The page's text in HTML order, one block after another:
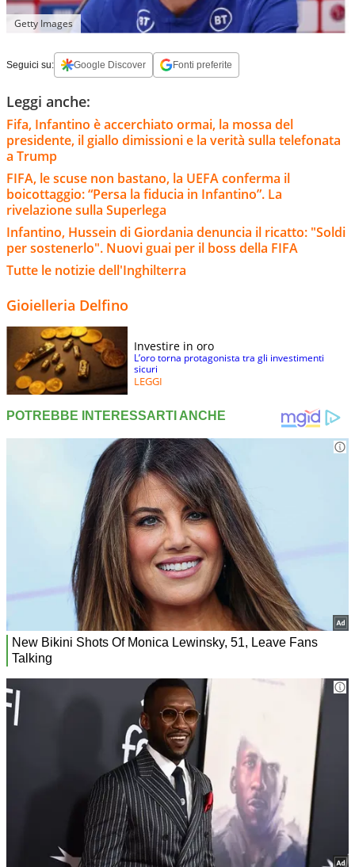
Getty Images
Seguici su: Google Discover Fonti preferite
Leggi anche:
Fifa, Infantino è accerchiato ormai, la mossa del
presidente, il giallo dimissioni e la verità sulla telefonata
a Trump
FIFA, le scuse non bastano, la UEFA conferma il
boicottaggio: “Persa la fiducia in Infantino”. La
rivelazione sulla Superlega
Infantino, Hussein di Giordania denuncia il ricatto: "Soldi
per sostenerlo". Nuovi guai per il boss della FIFA
Tutte le notizie dell'Inghilterra
Gioielleria Delfino
Investire in oro
L’oro torna protagonista tra gli investimenti
sicuri
LEGGI